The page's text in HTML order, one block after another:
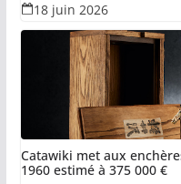
18 juin 2026
Catawiki met aux
1960 estimé à 375 000 €